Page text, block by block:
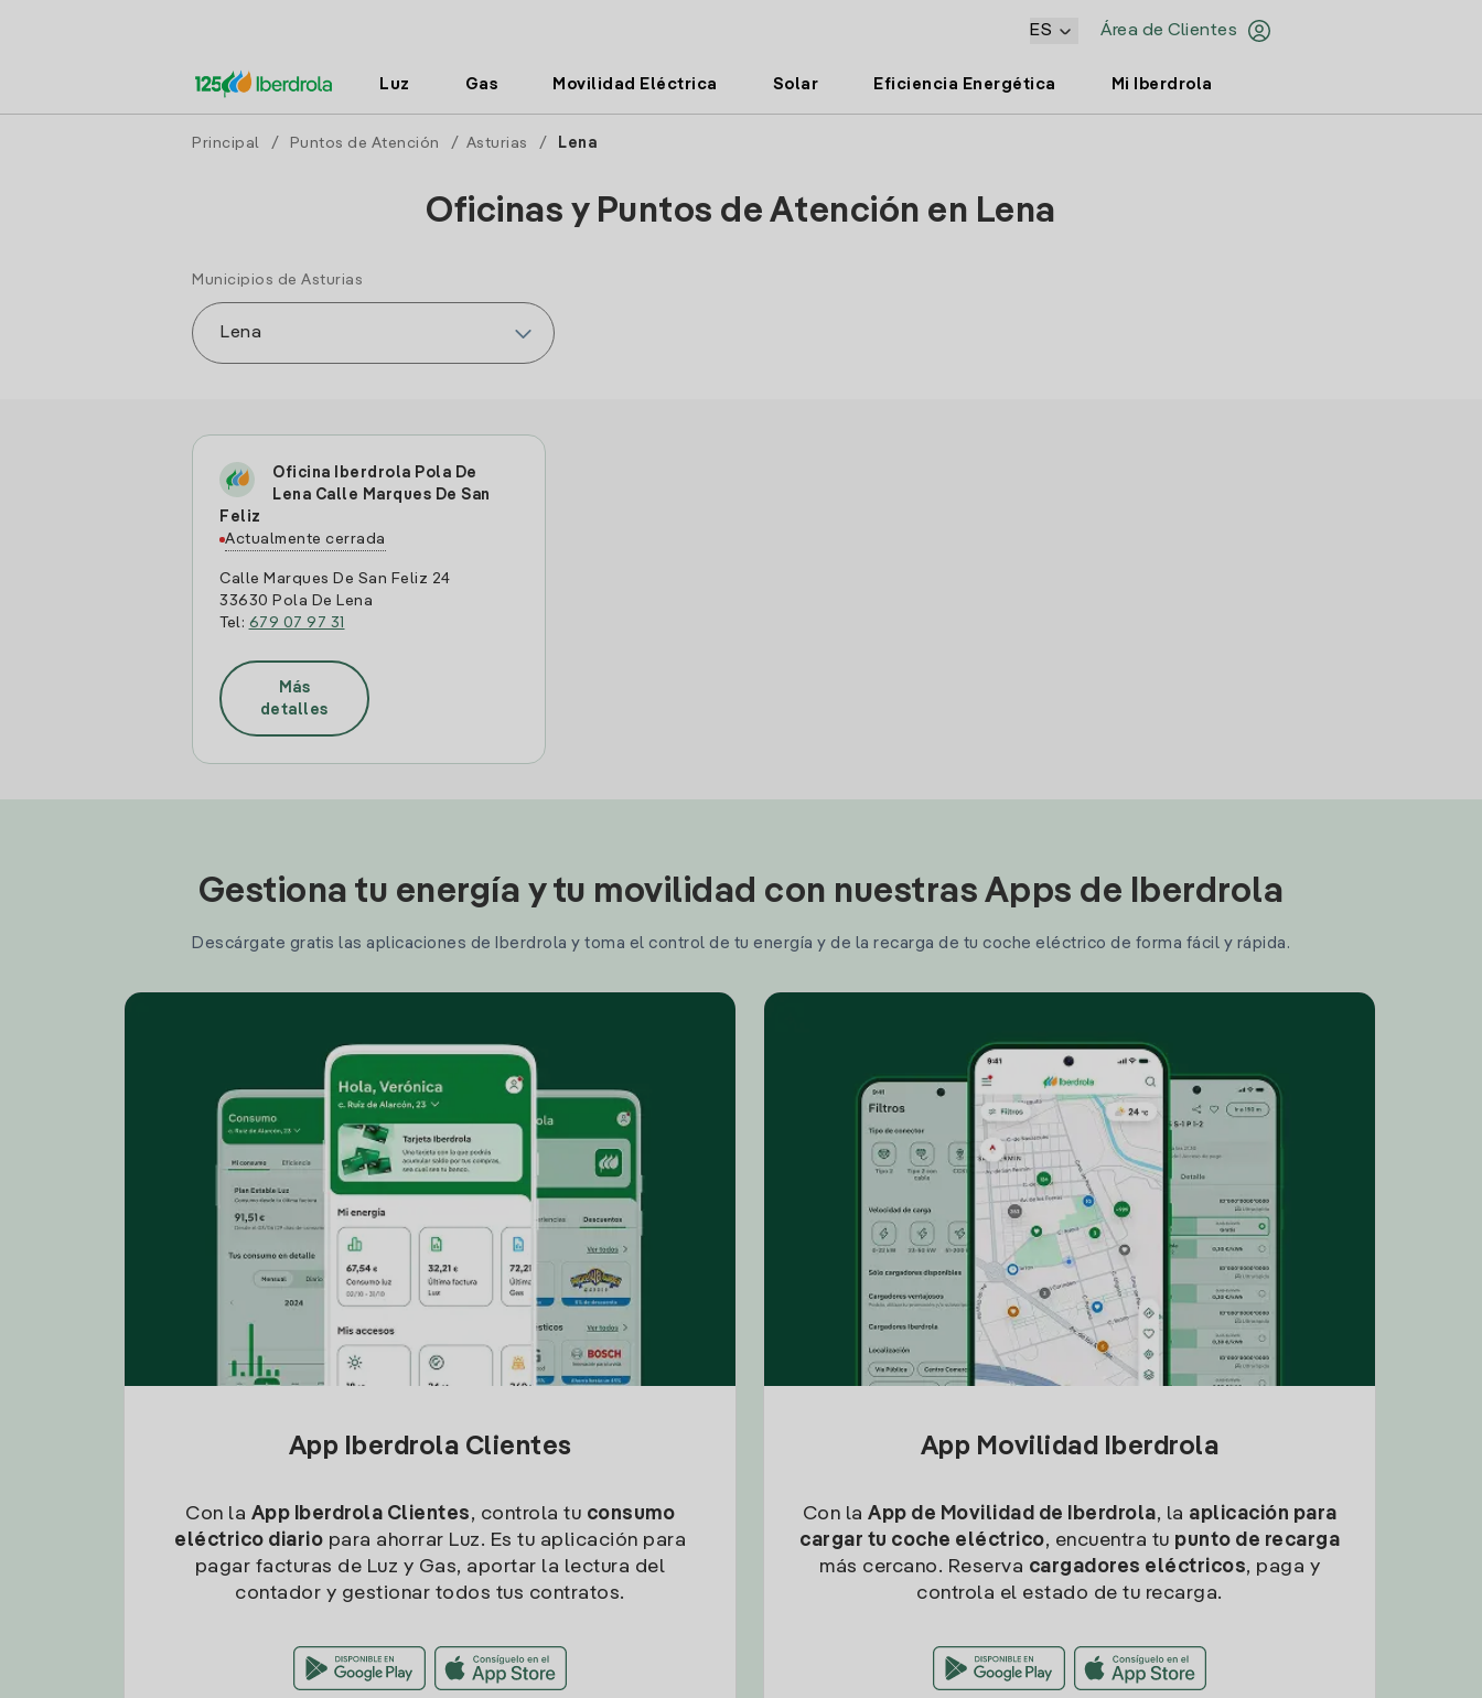
Área de Clientes
ES
Luz Gas Movilidad Eléctrica Solar Eficiencia Energética Mi Iberdrola
Principal / Puntos de Atención / Asturias / Lena
Oficinas y Puntos de Atención en Lena
Municipios de Asturias
Oficina Iberdrola Pola De
Lena Calle Marques De San
Feliz
Actualmente cerrada
Calle Marques De San Feliz 24
33630 Pola De Lena
Tel: 679 07 97 31
Más
detalles
Gestiona tu energía y tu movilidad con nuestras Apps de Iberdrola
Descárgate gratis las aplicaciones de Iberdrola y toma el control de tu energía y de la recarga de tu coche eléctrico de forma fácil y rápida.
App Iberdrola Clientes
Con la App Iberdrola Clientes, controla tu consumo
eléctrico diario para ahorrar Luz. Es tu aplicación para
pagar facturas de Luz y Gas, aportar la lectura del
contador y gestionar todos tus contratos.
App Movilidad Iberdrola
Con la App de Movilidad de Iberdrola, la aplicación para
cargar tu coche eléctrico, encuentra tu punto de recarga
más cercano. Reserva cargadores eléctricos, paga y
controla el estado de tu recarga.